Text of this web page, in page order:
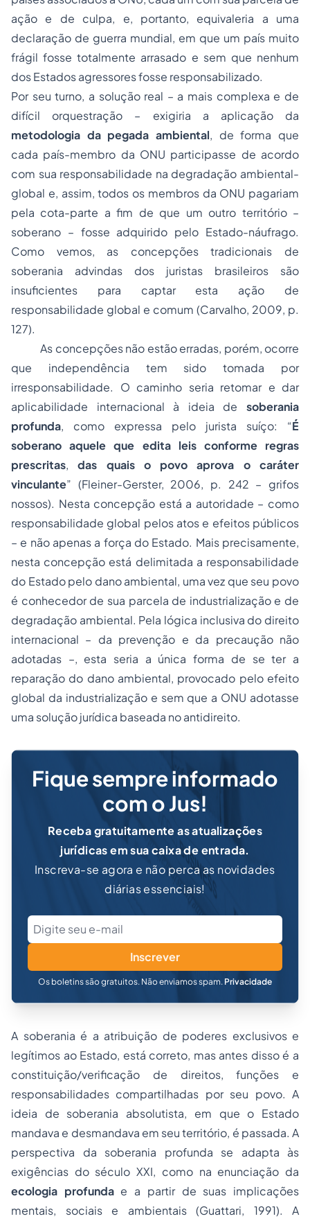
ação e de culpa, e, portanto, equivaleria a uma
declaração de guerra mundial, em que um país muito
frágil fosse totalmente arrasado e sem que nenhum
dos Estados agressores fosse responsabilizado.
Por seu turno, a solução real – a mais complexa e de
difícil orquestração – exigiria a aplicação da
metodologia da pegada ambiental, de forma que
cada país-membro da ONU participasse de acordo
com sua responsabilidade na degradação ambiental-
global e, assim, todos os membros da ONU pagariam
pela cota-parte a fim de que um outro território –
soberano – fosse adquirido pelo Estado-náufrago.
Como vemos, as concepções tradicionais de
soberania advindas dos juristas brasileiros são
insuficientes para captar esta ação de
responsabilidade global e comum (Carvalho, 2009, p.
127).
As concepções não estão erradas, porém, ocorre
que independência tem sido tomada por
irresponsabilidade. O caminho seria retomar e dar
aplicabilidade internacional à ideia de soberania
profunda, como expressa pelo jurista suíço: “É
soberano aquele que edita leis conforme regras
prescritas,das quais o povo aprova o caráter
vinculante” (Fleiner-Gerster, 2006, p. 242 – grifos
nossos). Nesta concepção está a autoridade – como
responsabilidade global pelos atos e efeitos públicos
– e não apenas a força do Estado. Mais precisamente,
nesta concepção está delimitada a responsabilidade
do Estado pelo dano ambiental, uma vez que seu povo
é conhecedor de sua parcela de industrialização e de
degradação ambiental. Pela lógica inclusiva do direito
internacional – da prevenção e da precaução não
adotadas –, esta seria a única forma de se ter a
reparação do dano ambiental, provocado pelo efeito
global da industrialização e sem que a ONU adotasse
uma solução jurídica baseada no antidireito.
Fique sempre informado
com o Jus!
Receba gratuitamente as atualizações
jurídicas em sua caixa de entrada.
Inscreva-se agora e não perca as novidades
diárias essenciais!
Inscrever
Os boletins são gratuitos. Não enviamos spam. Privacidade
A soberania é a atribuição de poderes exclusivos e
legítimos ao Estado, está correto, mas antes disso é a
constituição/verificação de direitos, funções e
responsabilidades compartilhadas por seu povo. A
ideia de soberania absolutista, em que o Estado
mandava e desmandava em seu território, é passada. A
perspectiva da soberania profunda se adapta às
exigências do século XXI, como na enunciação da
ecologia profundae a partir de suas implicações
mentais, sociais e ambientais (Guattari, 1991). A